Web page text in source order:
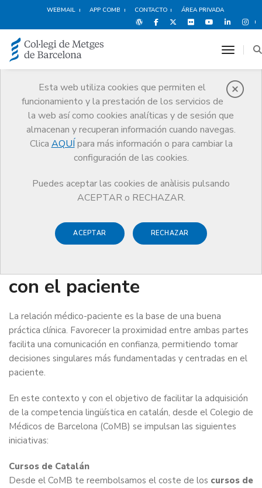
WEBMAIL APP COMB CONTACTO ÁREA PRIVADA
Esta web utiliza cookies que permiten el
funcionamiento y la prestación de los servicios de
la web así como cookies analíticas y de sesión que
almacenan y recuperan información cuando navegas.
Clica AQUÍ para más información o para cambiar la
configuración de las cookies.
Puedes aceptar las cookies de anàlisis pulsando
ACEPTAR o RECHAZAR.
ACEPTAR RECHAZAR
toggle
Catalán: mejora la
comunicación con el
paciente
Exercici
Aprende catalán para
con el paciente
La relación médico-paciente es la base de una buena
práctica clínica. Favorecer la proximidad entre ambas partes
facilita una comunicación en confianza, permitiendo tomar
decisiones singulares más fundamentadas y centradas en el
paciente.
En este contexto y con el objetivo de facilitar la adquisición
de la competencia lingüística en catalán, desde el Colegio de
Médicos de Barcelona (CoMB) se impulsan las siguientes
iniciativas:
Cursos de Catalán
Desde el CoMB te reembolsamos el coste de los cursos de